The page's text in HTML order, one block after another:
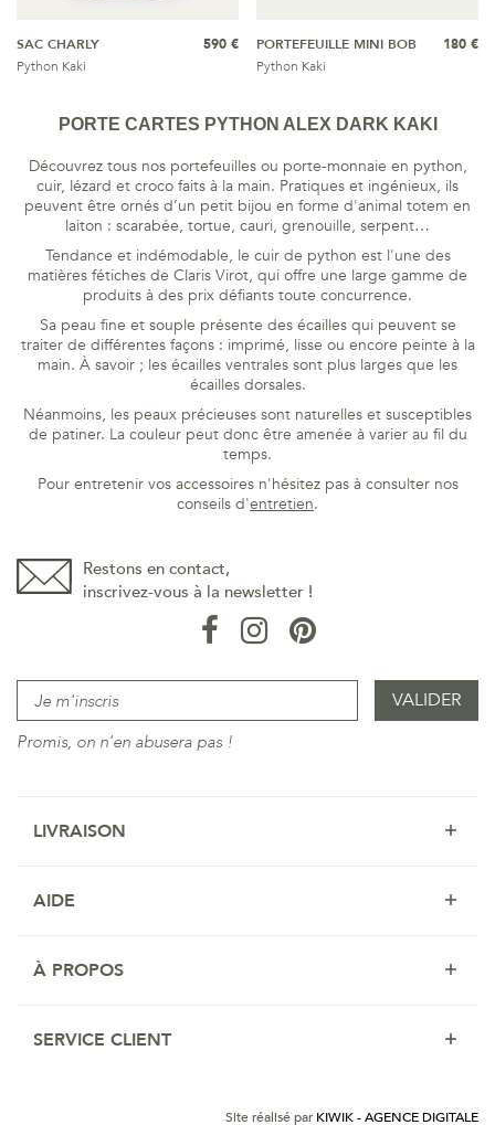
SAC CHARLY
Python Kaki
590 €
PORTEFEUILLE MINI BOB
Python Kaki
180 €
PORTE CARTES PYTHON ALEX DARK KAKI
Découvrez tous nos portefeuilles ou porte-monnaie en python,
cuir, lézard et croco faits à la main. Pratiques et ingénieux, ils
peuvent être ornés d’un petit bijou en forme d'animal totem en
laiton : scarabée, tortue, cauri, grenouille, serpent…
Tendance et indémodable, le cuir de python est l'une des
matières fétiches de Claris Virot, qui offre une large gamme de
produits à des prix défiants toute concurrence.
Sa peau fine et souple présente des écailles qui peuvent se
traiter de différentes façons : imprimé, lisse ou encore peinte à la
main. À savoir ; les écailles ventrales sont plus larges que les
écailles dorsales.
Néanmoins, les peaux précieuses sont naturelles et susceptibles
de patiner. La couleur peut donc être amenée à varier au fil du
temps.
Pour entretenir vos accessoires n'hésitez pas à consulter nos
conseils d'entretien.
Restons en contact,
inscrivez-vous à la newsletter !
Promis, on n'en abusera pas !
LIVRAISON
AIDE
À PROPOS
SERVICE CLIENT
Site réalisé par KIWIK - AGENCE DIGITALE